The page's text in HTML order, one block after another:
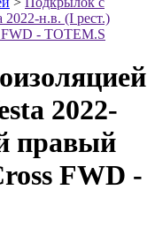
н.в. (I рест.)
- TOTEM.S
2022-
правый
FWD -